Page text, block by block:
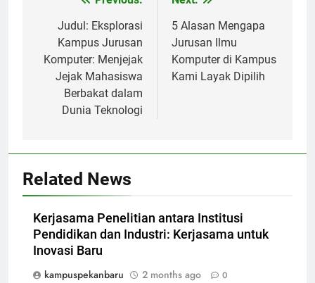
navigation
Judul: Eksplorasi
Kampus Jurusan
Komputer: Menjejak
Jejak Mahasiswa
Berbakat dalam
Dunia Teknologi
5 Alasan Mengapa
Jurusan Ilmu
Komputer di Kampus
Kami Layak Dipilih
Related News
Kerjasama Penelitian antara Institusi
Pendidikan dan Industri: Kerjasama untuk
Inovasi Baru
kampuspekanbaru
2 months ago 0